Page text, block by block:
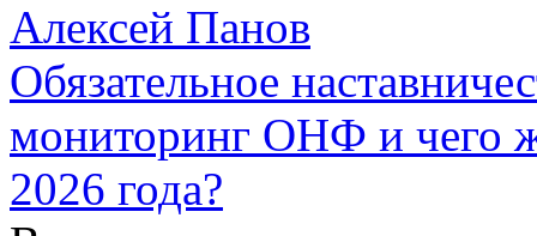
Алексей Панов
Обязательное
мониторинг ОНФ и чего
2026 года?